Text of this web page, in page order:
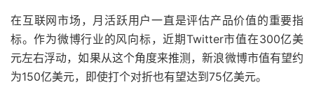
在互联网市场，月活跃用户一直是评估产品价值的重要指
标。作为微博行业的风向标，近期Twitter市值在300亿美
元左右浮动，如果从这个角度来推测，新浪微博市值有望约
为150亿美元，即使打个对折也有望达到75亿美元。